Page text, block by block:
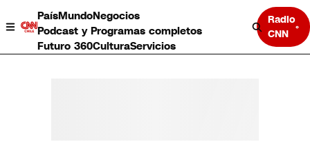
PaísMundoNegocios
Podcast y Programas completos
Futuro 360CulturaServicios
Radio
CNN